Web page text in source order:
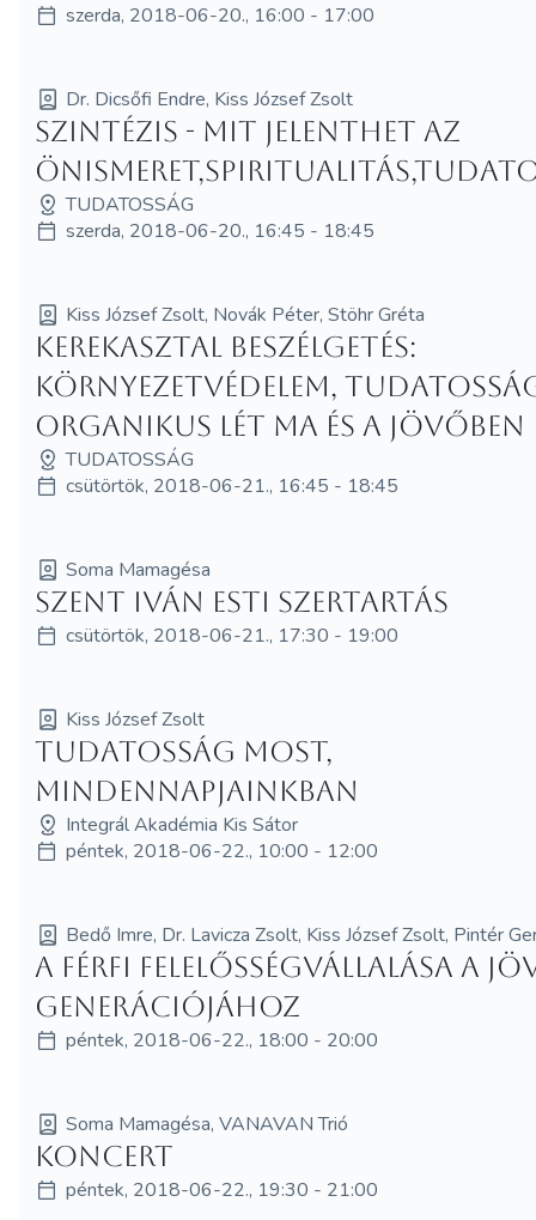
szerda, 2018-06-20., 16:00 - 17:00
Dr. Dicsőfi Endre, Kiss József Zsolt
Szintézis - Mit jelenthet az
TUDATOSSÁG
szerda, 2018-06-20., 16:45 - 18:45
Kiss József Zsolt, Novák Péter, Stöhr Gréta
Kerekasztal beszélgetés:
környezetvédelem,
organikus lét ma és a jövőben
TUDATOSSÁG
csütörtök, 2018-06-21., 16:45 - 18:45
Soma Mamagésa
Szent Iván esti szertartás
csütörtök, 2018-06-21., 17:30 - 19:00
Kiss József Zsolt
Tudatosság most,
mindennapjainkban
Integrál Akadémia Kis Sátor
péntek, 2018-06-22., 10:00 - 12:00
Bedő Imre, Dr. Lavicza Zsolt, Kiss József Zsolt, Pintér
A férfi felelősségvállalása a
generációjához
péntek, 2018-06-22., 18:00 - 20:00
Soma Mamagésa, VANAVAN Trió
Koncert
péntek, 2018-06-22., 19:30 - 21:00